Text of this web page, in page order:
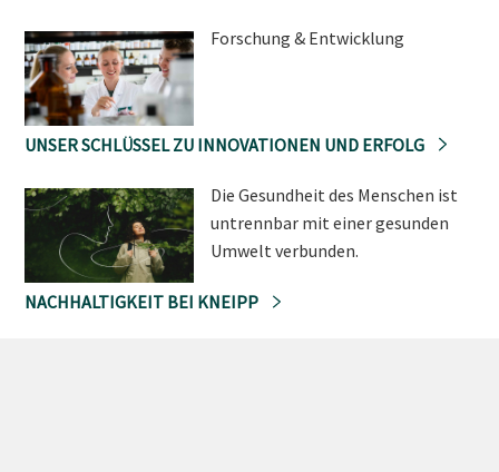
Forschung & Entwicklung
UNSER SCHLÜSSEL ZU INNOVATIONEN UND ERFOLG
Die Gesundheit des Menschen ist
untrennbar mit einer gesunden
Umwelt verbunden.
NACHHALTIGKEIT BEI KNEIPP